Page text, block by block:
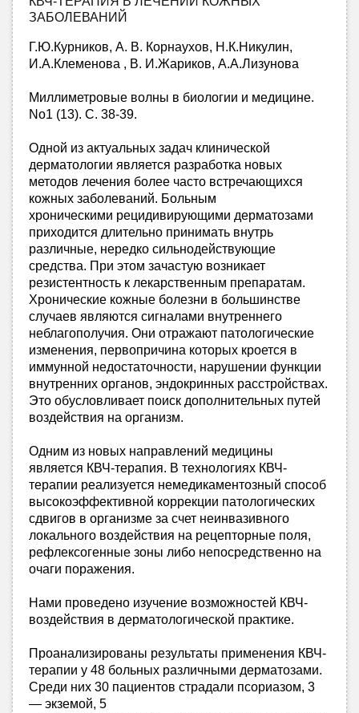
ЗАБОЛЕВАНИЙ
Г.Ю.Курников, А. В. Корнаухов, Н.К.Никулин,
И.А.Клеменова , В. И.Жариков, А.А.Лизунова
Миллиметровые волны в биологии и медицине.
No1 (13). С. 38-39.
Одной из актуальных задач клинической
дерматологии является разработка новых
методов лечения более часто встречающихся
кожных заболеваний. Больным
хроническими рецидивирующими дерматозами
приходится длительно принимать внутрь
различные, нередко сильнодействующие
средства. При этом зачастую возникает
резистентность к лекарственным препаратам.
Хронические кожные болезни в большинстве
случаев являются сигналами внутреннего
неблагополучия. Они отражают патологические
изменения, первопричина которых кроется в
иммунной недостаточности, нарушении функции
внутренних органов, эндокринных расстройствах.
Это обусловливает поиск дополнительных путей
воздействия на организм.
Одним из новых направлений медицины
является КВЧ-терапия. В технологиях КВЧ-
терапии реализуется немедикаментозный способ
высокоэффективной коррекции патологических
сдвигов в организме за счет неинвазивного
локального воздействия на рецепторные поля,
рефлексогенные зоны либо непосредственно на
очаги поражения.
Нами проведено изучение возможностей КВЧ-
воздействия в дерматологической практике.
Проанализированы результаты применения КВЧ-
терапии у 48 больных различными дерматозами.
Среди них 30 пациентов страдали псориазом, 3
— экземой, 5